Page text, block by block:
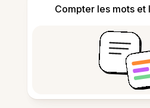
Compter les mots et